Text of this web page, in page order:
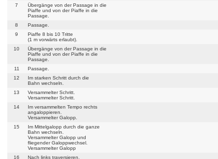
7
Übergänge von der Passage in die
Piaffe und von der Piaffe in die
Passage.
8
Passage.
9
Piaffe 8 bis 10 Tritte
(1 m vorwärts erlaubt).
10
Übergänge von der Passage in die
Piaffe und von der Piaffe in die
Passage.
11
Passage.
12
Im starken Schritt durch die
Bahn wechseln.
13
Versammelter Schritt.
Versammelter Schritt.
14
Im versammelten Tempo rechts
angaloppieren.
Versammelter Galopp.
15
Im Mittelgalopp durch die ganze
Bahn wechseln.
Versammelter Galopp und
fliegender Galoppwechsel.
Versammelter Galopp
16
Nach links traversieren.